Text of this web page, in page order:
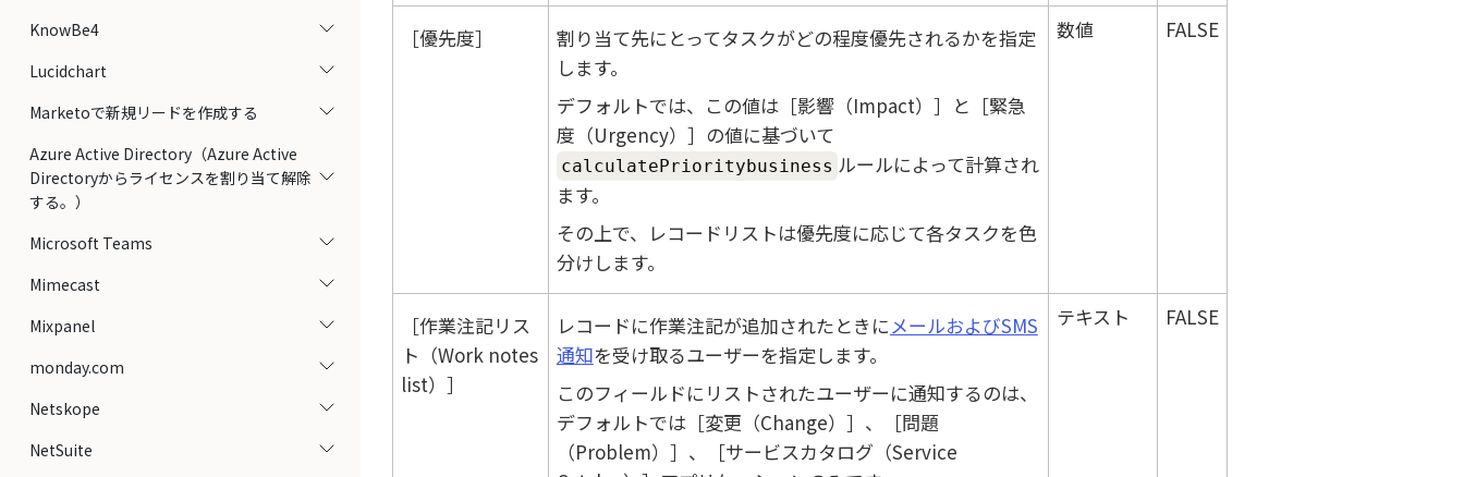
KnowBe4
Lucidchart
Marketoで新規リードを作成する
Azure Active Directory（Azure Active
Directoryからライセンスを割り当て解除
する。）
Microsoft Teams
Mimecast
Mixpanel
monday.com
Netskope
NetSuite
優先度
割り当て先にとってタスクがどの程度優先されるかを指定
します。
デフォルトでは、この値は
影響（Impact） と
緊急
度（Urgency）
の値に基づいて
calculatePrioritybusiness ルールによって計算され
ます。
その上で、レコードリストは優先度に応じて各タスクを色
分けします。
数値 FALSE
作業注記リス
ト（Work notes
list）
レコードに作業注記が追加されたときにメールおよびSMS
通知を受け取るユーザーを指定します。
このフィールドにリストされたユーザーに通知するのは、
デフォルトでは
変更（Change） 、
問題
（Problem）
、
サービスカタログ（Service
テキスト FALSE